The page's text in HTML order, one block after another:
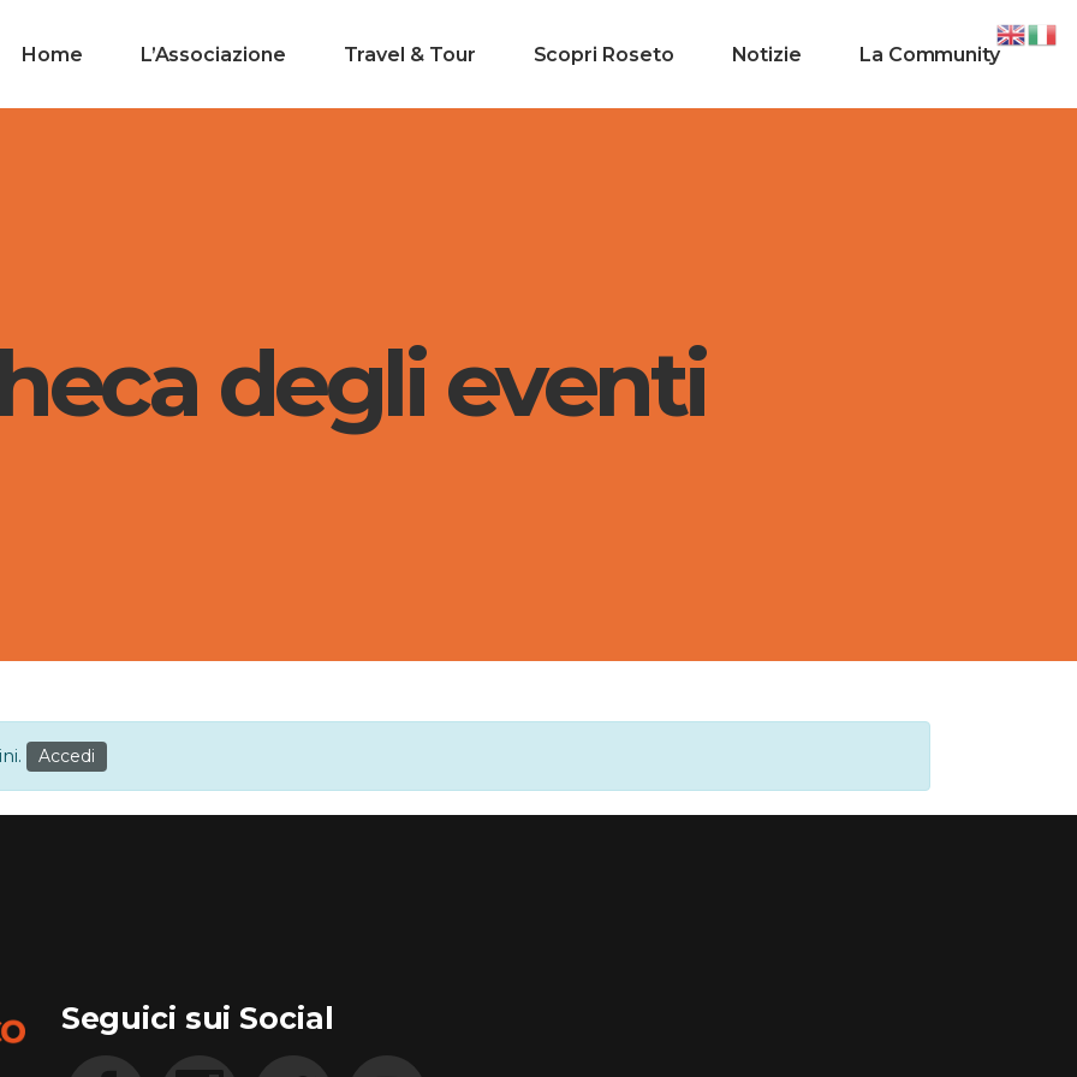
Home L’Associazione Travel & Tour Scopri Roseto Notizie La Community
degli eventi
Accedi
Seguici sui Social